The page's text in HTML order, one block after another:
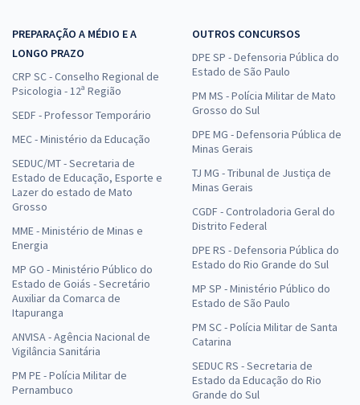
PREPARAÇÃO A MÉDIO E A
LONGO PRAZO
CRP SC - Conselho Regional de
Psicologia - 12ª Região
SEDF - Professor Temporário
MEC - Ministério da Educação
SEDUC/MT - Secretaria de
Estado de Educação, Esporte e
Lazer do estado de Mato
Grosso
MME - Ministério de Minas e
Energia
MP GO - Ministério Público do
Estado de Goiás - Secretário
Auxiliar da Comarca de
Itapuranga
ANVISA - Agência Nacional de
Vigilância Sanitária
PM PE - Polícia Militar de
Pernambuco
OUTROS CONCURSOS
DPE SP - Defensoria Pública do
Estado de São Paulo
PM MS - Polícia Militar de Mato
Grosso do Sul
DPE MG - Defensoria Pública de
Minas Gerais
TJ MG - Tribunal de Justiça de
Minas Gerais
CGDF - Controladoria Geral do
Distrito Federal
DPE RS - Defensoria Pública do
Estado do Rio Grande do Sul
MP SP - Ministério Público do
Estado de São Paulo
PM SC - Polícia Militar de Santa
Catarina
SEDUC RS - Secretaria de
Estado da Educação do Rio
Grande do Sul